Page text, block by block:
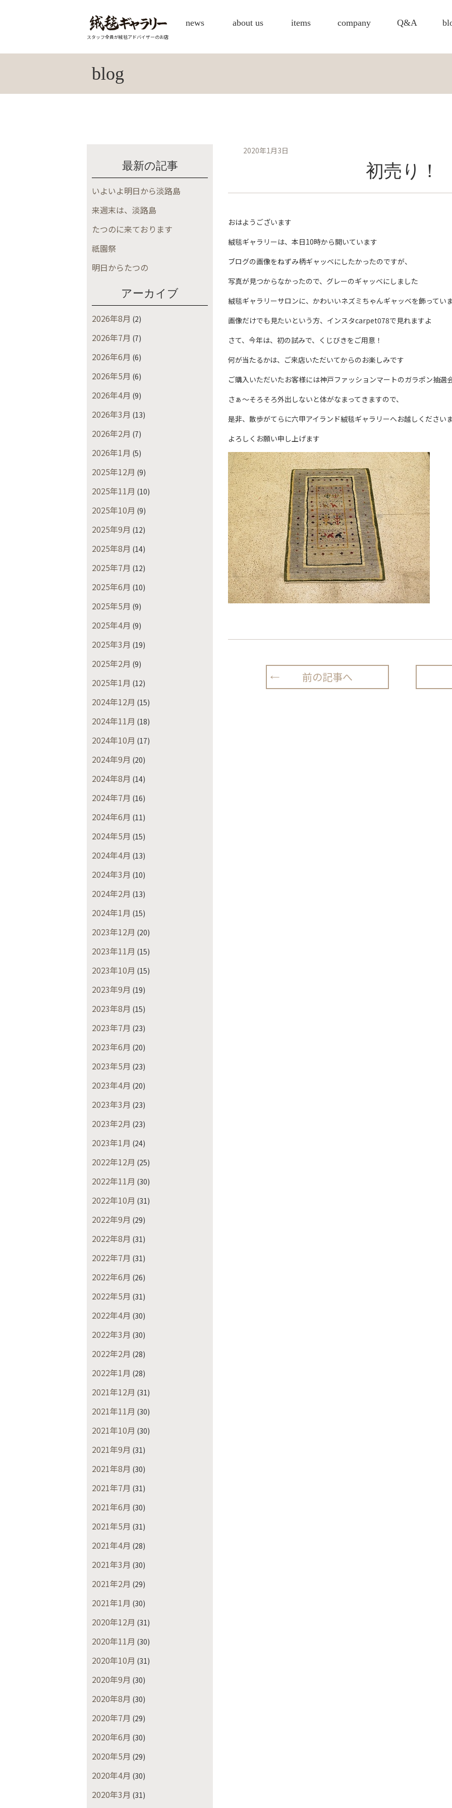
スタッフ全員が絨毯アドバイザーのお店
news about us items company Q&A
blog
最新の記事
いよいよ明日から淡路島
来週末は、淡路島
たつのに来ております
祇園祭
明日からたつの
アーカイブ
2026年8月 (2)
2026年7月 (7)
2026年6月 (6)
2026年5月 (6)
2026年4月 (9)
2026年3月 (13)
2026年2月 (7)
2026年1月 (5)
2025年12月 (9)
2025年11月 (10)
2025年10月 (9)
2025年9月 (12)
2025年8月 (14)
2025年7月 (12)
2025年6月 (10)
2025年5月 (9)
2025年4月 (9)
2025年3月 (19)
2025年2月 (9)
2025年1月 (12)
2024年12月 (15)
2024年11月 (18)
2024年10月 (17)
2024年9月 (20)
2024年8月 (14)
2024年7月 (16)
2024年6月 (11)
2024年5月 (15)
2024年4月 (13)
2024年3月 (10)
2024年2月 (13)
2024年1月 (15)
2023年12月 (20)
2023年11月 (15)
2023年10月 (15)
2023年9月 (19)
2023年8月 (15)
2023年7月 (23)
2023年6月 (20)
2023年5月 (23)
2023年4月 (20)
2023年3月 (23)
2023年2月 (23)
2023年1月 (24)
2022年12月 (25)
2022年11月 (30)
2022年10月 (31)
2022年9月 (29)
2022年8月 (31)
2022年7月 (31)
2022年6月 (26)
2022年5月 (31)
2022年4月 (30)
2022年3月 (30)
2022年2月 (28)
2022年1月 (28)
2021年12月 (31)
2021年11月 (30)
2021年10月 (30)
2021年9月 (31)
2021年8月 (30)
2021年7月 (31)
2021年6月 (30)
2021年5月 (31)
2021年4月 (28)
2021年3月 (30)
2021年2月 (29)
2021年1月 (30)
2020年12月 (31)
2020年11月 (30)
2020年10月 (31)
2020年9月 (30)
2020年8月 (30)
2020年7月 (29)
2020年6月 (30)
2020年5月 (29)
2020年4月 (30)
2020年3月 (31)
2020年1月3日
初売り！
おはようございます
絨毯ギャラリーは、本日10時から開いています
ブログの画像をねずみ柄ギャッベにしたかったのですが、
写真が見つからなかったので、グレーのギャッベにしました
絨毯ギャラリーサロンに、かわいいネズミちゃんギャッベを飾ってい
画像だけでも見たいという方、インスタcarpet078で見れますよ
さて、今年は、初の試みで、くじびきをご用意！
何が当たるかは、ご来店いただいてからのお楽しみです
ご購入いただいたお客様には神戸ファッションマートのガラポン抽選
さぁ～そろそろ外出しないと体がなまってきますので、
是非、散歩がてらに六甲アイランド絨毯ギャラリーへお越しください
よろしくお願い申し上げます
前の記事へ